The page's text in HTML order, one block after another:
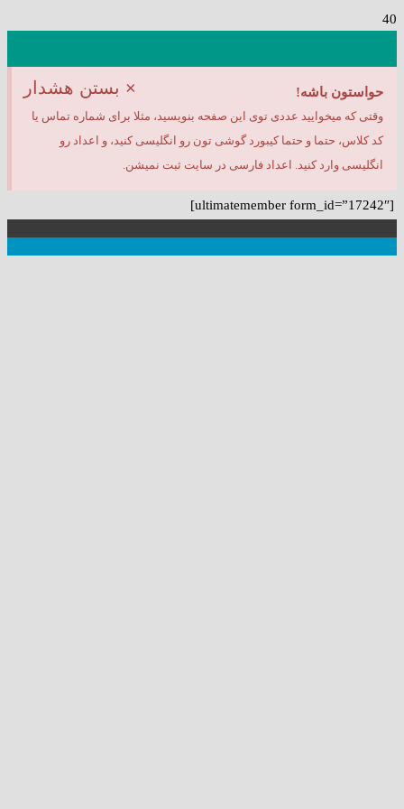
حواستون باشه!
وقتی که میخوایید عددی توی این صفحه بنویسید، مثلا برای شماره تماس یا
کد کلاس، حتما و حتما کیبورد گوشی تون رو انگلیسی کنید، و اعداد رو
انگلیسی وارد کنید. اعداد فارسی در سایت ثبت نمیشن.
× بستن هشدار
[ultimatemember form_id=”17242″]